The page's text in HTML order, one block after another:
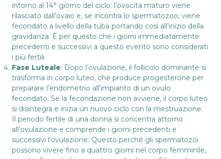
intorno al 14° giorno del ciclo: l’ovocita maturo viene
rilasciato dall’ovaio e, se incontra lo spermatozoo, viene
fecondato a livello della tuba portando così all’inizio della
gravidanza. È per questo che i giorni immediatamente
precedenti e successivi a questo evento sono considerati
i più fertili.
Fase Luteale: Dopo l’ovulazione, il follicolo dominante si
trasforma in corpo luteo, che produce progesterone per
preparare l’endometrio all’impianto di un ovulo
fecondato. Se la fecondazione non avviene, il corpo luteo
si disintegra e inizia un nuovo ciclo con la mestruazione.
Il periodo fertile di una donna si concentra attorno
all’ovulazione e comprende i giorni precedenti e
successivi l’ovulazione. Questo perché gli spermatozoi
possono vivere fino a quattro giorni nel corpo femminile,